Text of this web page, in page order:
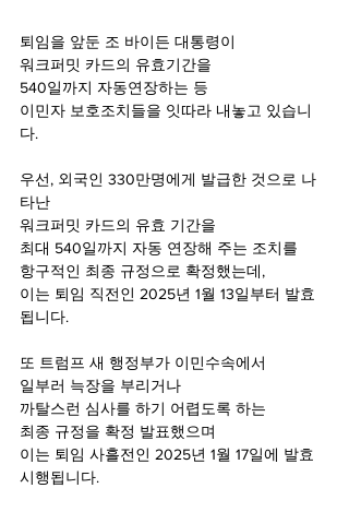
퇴임을 앞둔 조 바이든 대통령이
워크퍼밋 카드의 유효기간을
540일까지 자동연장하는 등
이민자 보호조치들을 잇따라 내놓고 있습니
다.
우선, 외국인 330만명에게 발급한 것으로 나
타난
워크퍼밋 카드의 유효 기간을
최대 540일까지 자동 연장해 주는 조치를
항구적인 최종 규정으로 확정했는데,
이는 퇴임 직전인 2025년 1월 13일부터 발효
됩니다.
또 트럼프 새 행정부가 이민수속에서
일부러 늑장을 부리거나
까탈스런 심사를 하기 어렵도록 하는
최종 규정을 확정 발표했으며
이는 퇴임 사흘전인 2025년 1월 17일에 발효
시행됩니다.